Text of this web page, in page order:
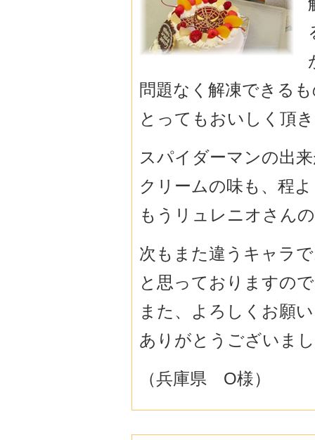
問題なく解凍できる
とってもおいしく頂
スパイダーマンの出
クリームの味も、程
もうリュレニオさん
次もまた違うキャラ
と思っておりますの
また、よろしくお願
ありがとうございま
（兵庫県 O様）